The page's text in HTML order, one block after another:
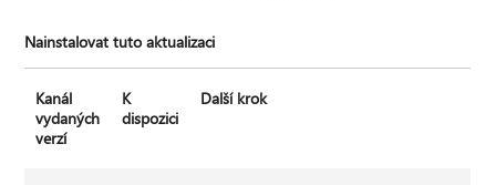
Nainstalovat tuto aktualizaci
Kanál
vydaných
verzí
K
dispozici
Další krok